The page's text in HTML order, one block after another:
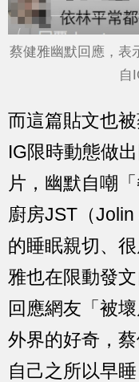
蔡健雅幽默回應，表
自
而這篇貼文也
IG限時動態做
片，幽默自嘲
廚房JST（
的睡眠親切、
雅也在限動發
回應網友「被
外界的好奇，
自己之所以早